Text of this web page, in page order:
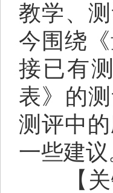
教学、
今围绕
接已有
表》的
测评中
一些建议
【关键